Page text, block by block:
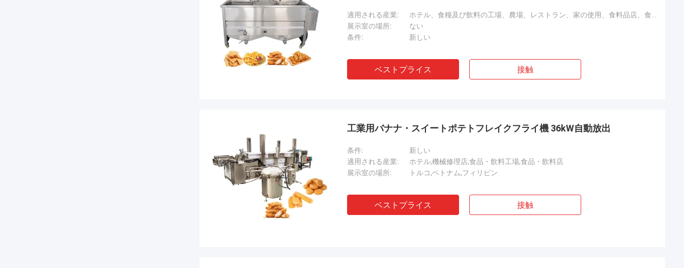
適用される産業:
展示室の場所:
ない
条件:
新しい
ベストプライス 接触
工業用バナナ・スイートポテトフレイクフライ機 36kW自動放出
条件:
新しい
適用される産業:
ホテル,機械修理店,食品・飲料工場,食品・飲料店
展示室の場所:
トルコ,ベトナム,フィリピン
ベストプライス 接触